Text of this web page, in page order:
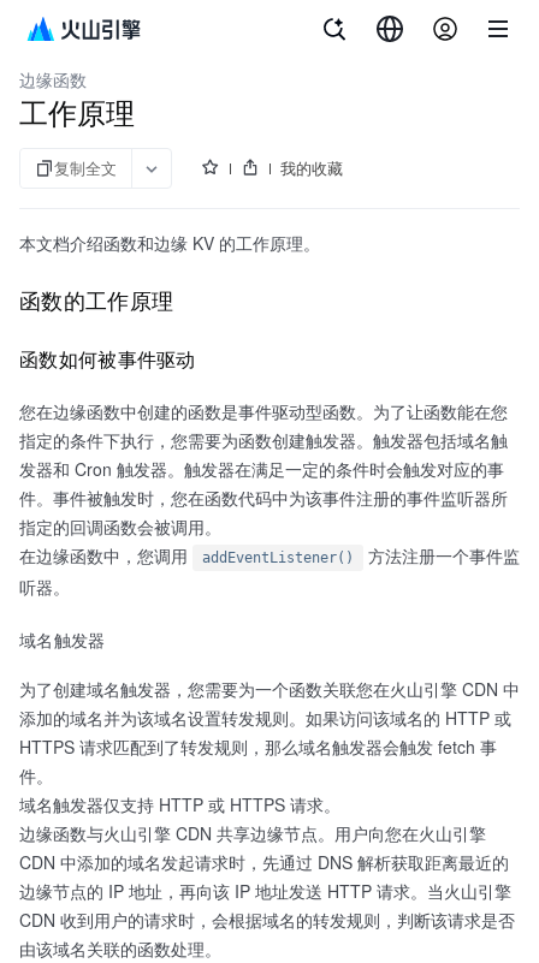
内容分发网络
边缘函数
工作原理
复制全文 我的收藏
本文档介绍函数和边缘 KV 的工作原理。
函数的工作原理
函数如何被事件驱动
您在边缘函数中创建的函数是事件驱动型函数。为了让函数能在您
指定的条件下执行，您需要为函数创建触发器。触发器包括域名触
发器和 Cron 触发器。触发器在满足一定的条件时会触发对应的事
件。事件被触发时，您在函数代码中为该事件注册的事件监听器所
指定的回调函数会被调用。
在边缘函数中，您调用
addEventListener()
方法注册一个事件监
听器。
域名触发器
为了创建域名触发器，您需要为一个函数关联您在火山引擎 CDN 中
添加的域名并为该域名设置转发规则。如果访问该域名的 HTTP 或
HTTPS 请求匹配到了转发规则，那么域名触发器会触发 fetch 事
件。
域名触发器仅支持 HTTP 或 HTTPS 请求。
边缘函数与火山引擎 CDN 共享边缘节点。用户向您在火山引擎
CDN 中添加的域名发起请求时，先通过 DNS 解析获取距离最近的
边缘节点的 IP 地址，再向该 IP 地址发送 HTTP 请求。当火山引擎
CDN 收到用户的请求时，会根据域名的转发规则，判断该请求是否
由该域名关联的函数处理。